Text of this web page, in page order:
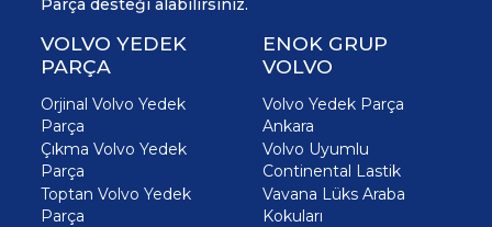
Parça desteği alabilirsiniz.
VOLVO YEDEK
PARÇA
Orjinal Volvo Yedek
Parça
Çıkma Volvo Yedek
Parça
Toptan Volvo Yedek
Parça
ENOK GRUP
VOLVO
Volvo Yedek Parça
Ankara
Volvo Uyumlu
Continental Lastik
Vavana Lüks Araba
Kokuları